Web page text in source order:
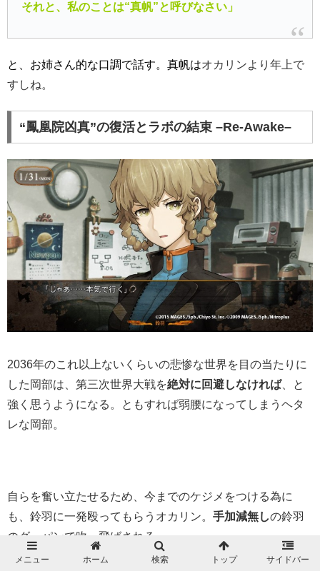
それと、私のことは“真帆”と呼びなさい」
と、お姉さん的な口調で話す。真帆はオカリンより年上で
すしね。
“鳳凰院凶真”の復活とラボの結束 –Re-Awake–
2036年のこれ以上ないくらいの悲惨な世界を目の当たりに
した岡部は、第三次世界大戦を絶対に回避しなければ、と
強く思うようになる。ともすれば弱腰になってしまうヘタ
レな岡部。
自らを奮い立たせるため、今までのケジメをつける為に
も、鈴羽に一発殴ってもらうオカリン。 手加減無しの鈴羽
のグーパンで吹っ飛ばされる。
メニュー ホーム 検索 トップ サイドバー